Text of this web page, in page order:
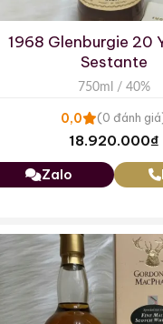
1968 Glenburgie 20
Sestante
750ml / 40%
0,0 (0 đánh
18.920.000₫
Zalo